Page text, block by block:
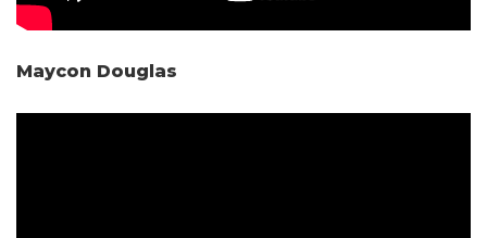
Maycon Douglas